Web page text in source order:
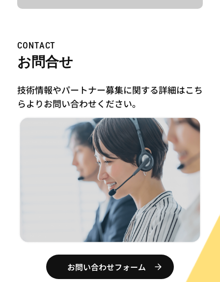
CONTACT
お問合せ
技術情報やパートナー募集に関する詳細はこち
らよりお問い合わせください。
お問い合わせフォーム